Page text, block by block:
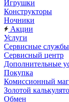
Игрушки
Конструкторы
Ночники
Акции
Услуги
Сервисные службы
Сервисный центр
Дополнительные
Покупка
Комиссионный
Золотой
Обмен